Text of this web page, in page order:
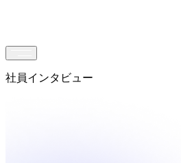
社員インタビュー